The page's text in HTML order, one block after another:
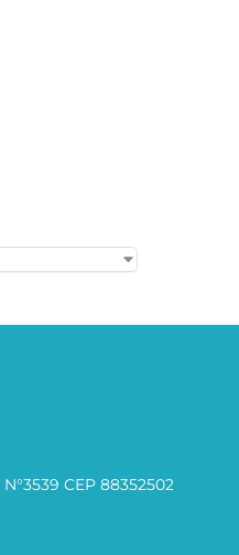
CEP 88352502